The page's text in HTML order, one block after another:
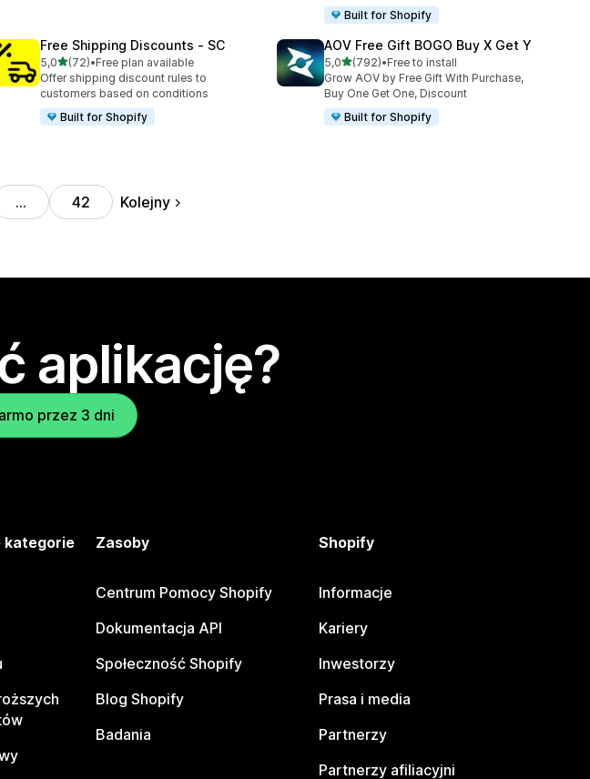
Built for Shopify
Free Shipping Discounts ‑ SC
5,0na 5 gwiazdek
(72)
Łączna liczba recenzji: 72
•Free plan available
Offer shipping discount rules to
customers based on conditions
Built for Shopify
AOV Free Gift BOGO Buy X Get Y
5,0na 5 gwiazdek
(792)
Łączna liczba recenzji: 792
•Free to install
Grow AOV by Free Gift With Purchase,
Buy One Get One, Discount
Built for Shopify
… 42 Kolejny
aplikację?
przez 3 dni
kategorie Zasoby
Centrum Pomocy Shopify
Dokumentacja API
Społeczność Shopify
Blog Shopify
Badania
Shopify
Informacje
Kariery
Inwestorzy
Prasa i media
Partnerzy
Partnerzy afiliacyjni